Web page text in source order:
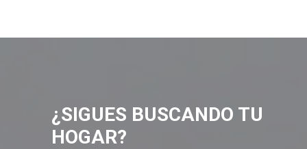
¿SIGUES BUSCANDO TU
HOGAR?